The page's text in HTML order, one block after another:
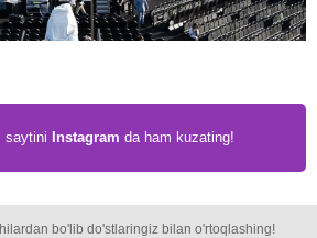
saytini Instagram da ham kuzating!
bo'lib do'stlaringiz bilan o'rtoqlashing!